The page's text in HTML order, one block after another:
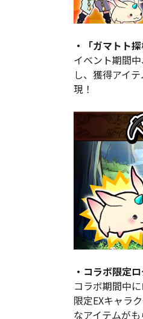
・「ガマトト
イベント期間
し、獲得アイ
現！
・コラボ限定
コラボ期間中
限定EXキャラ
なアイテムが